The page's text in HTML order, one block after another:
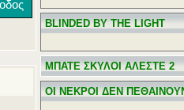
BLINDED BY THE LIGHT
ΜΠΑΤΕ ΣΚΥΛΟΙ ΑΛΕΣΤΕ 2
ΟΙ ΝΕΚΡΟΙ ΔΕΝ